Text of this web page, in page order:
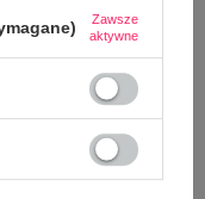
Zawsze
aktywne